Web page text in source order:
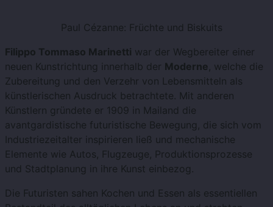
Paul Cézanne: Früchte und Biskuits
Filippo Tommaso Marinetti war der Wegbereiter einer
neuen Kunstrichtung innerhalb der Moderne, welche die
Zubereitung und den Verzehr von Lebensmitteln als
künstlerischen Ausdruck betrachtete. Mit anderen
Künstlern gründete er 1909 in Mailand die
avantgardistische futuristische Bewegung, die sich vom
Industriezeitalter inspirieren ließ und mechanische
Elemente wie Autos, Flugzeuge, Produktionsprozesse
und Stadtplanung in ihre Kunst einbezog.
Die Futuristen sahen Kochen und Essen als essentiellen